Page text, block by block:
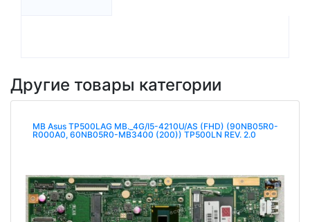
Другие товары категории
MB Asus TP500LAG MB._4G/I5-4210U/AS (FHD) (90NB05R0-
R000A0, 60NB05R0-MB3400 (200)) TP500LN REV. 2.0